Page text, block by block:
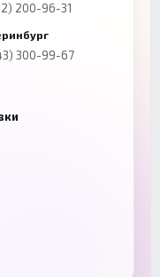
200-96-31
300-99-67